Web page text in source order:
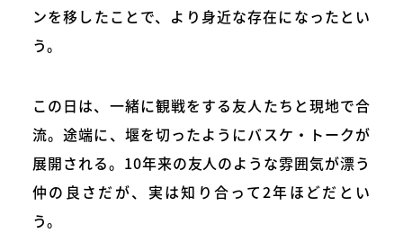
ンを移したことで、より身近な存在になったとい
う。
この日は、一緒に観戦をする友人たちと現地で合
流。途端に、堰を切ったようにバスケ・トークが
展開される。10年来の友人のような雰囲気が漂う
仲の良さだが、実は知り合って2年ほどだとい
う。